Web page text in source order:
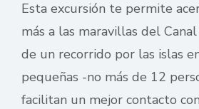
Esta excursión te permite
más a las maravillas del
de un recorrido por las islas
pequeñas -no más de 12
facilitan un mejor contacto